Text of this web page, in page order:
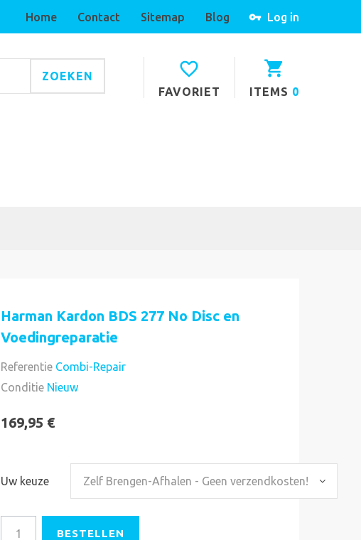
Log in
Home Contact Sitemap Blog
ITEMS 0
FAVORIET
ZOEKEN
Harman Kardon BDS 277 No Disc en
Voedingreparatie
Referentie Combi-Repair
Conditie Nieuw
169,95 €
Uw keuze Zelf Brengen-Afhalen - Geen verzendkosten!
BESTELLEN